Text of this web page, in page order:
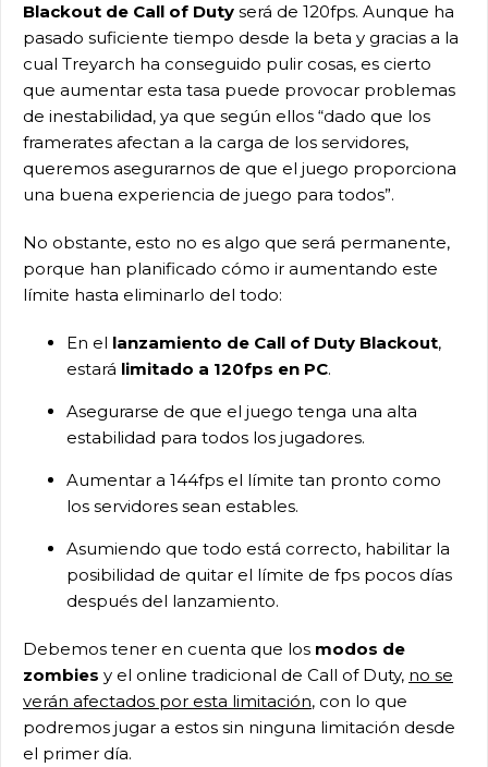
Blackout de Call of Duty será de 120fps. Aunque ha
pasado suficiente tiempo desde la beta y gracias a la
cual Treyarch ha conseguido pulir cosas, es cierto
que aumentar esta tasa puede provocar problemas
de inestabilidad, ya que según ellos “dado que los
framerates afectan a la carga de los servidores,
queremos asegurarnos de que el juego proporciona
una buena experiencia de juego para todos”.
No obstante, esto no es algo que será permanente,
porque han planificado cómo ir aumentando este
límite hasta eliminarlo del todo:
En el lanzamiento de Call of Duty Blackout,
estará limitado a 120fps en PC.
Asegurarse de que el juego tenga una alta
estabilidad para todos los jugadores.
Aumentar a 144fps el límite tan pronto como
los servidores sean estables.
Asumiendo que todo está correcto, habilitar la
posibilidad de quitar el límite de fps pocos días
después del lanzamiento.
Debemos tener en cuenta que los modos de
zombies y el online tradicional de Call of Duty, no se
verán afectados por esta limitación, con lo que
podremos jugar a estos sin ninguna limitación desde
el primer día.